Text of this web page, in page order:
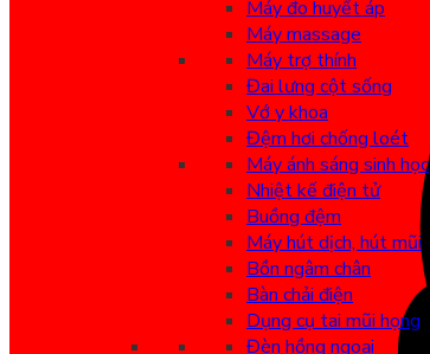
Máy đo huyết áp
Máy massage
Máy trợ thính
Đai lưng cột sống
Vớ y khoa
Đệm hơi chống loét
Máy ánh sáng sinh học
Nhiệt kế điện tử
Buồng đệm
Máy hút dịch, hút mũi
Bồn ngâm chân
Bàn chải điện
Dụng cụ tai mũi họng
Đèn hồng ngoại